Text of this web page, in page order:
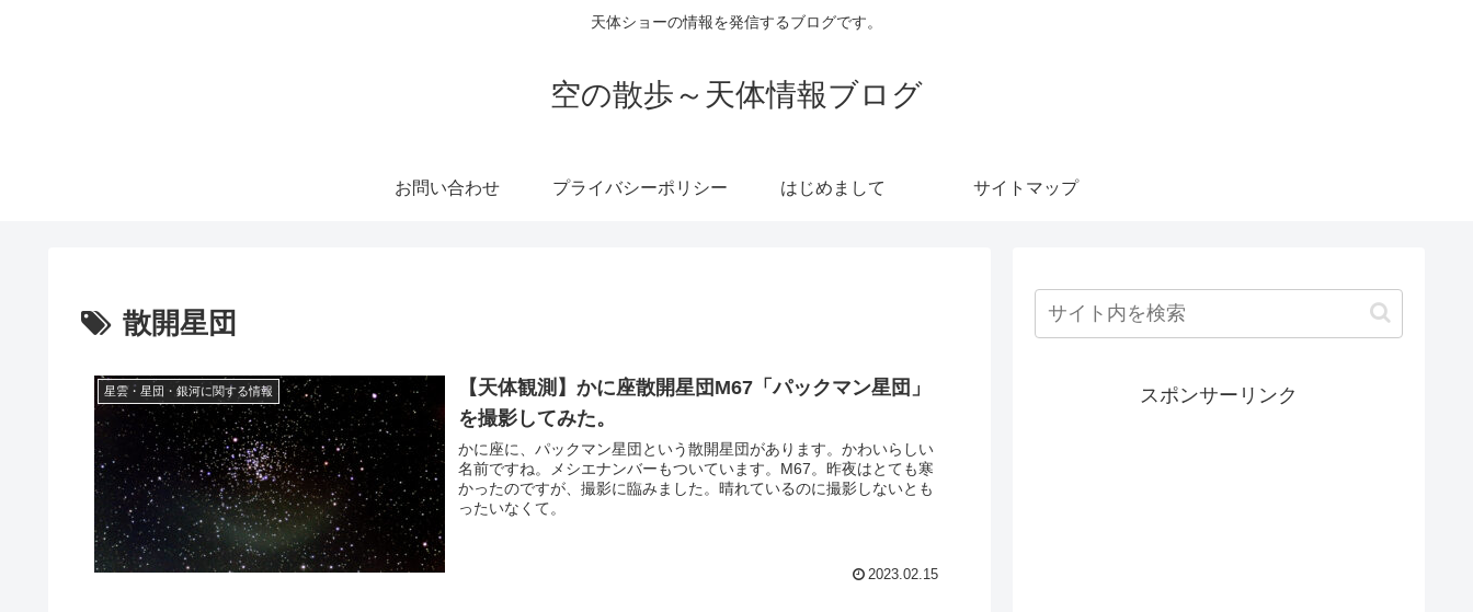
天体ショーの情報を発信するブログです。
空の散歩～天体情報ブログ
お問い合わせ プライバシーポリシー はじめまして サイトマップ
散開星団
星雲・星団・銀河に関する情報
【天体観測】かに座散開星団M67「パックマン星団」
を撮影してみた。
かに座に、パックマン星団という散開星団があります。かわいらしい
名前ですね。メシエナンバーもついています。M67。昨夜はとても寒
かったのですが、撮影に臨みました。晴れているのに撮影しないとも
ったいなくて。
2023.02.15
スポンサーリンク